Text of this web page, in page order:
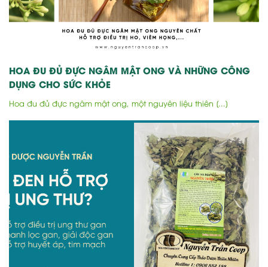
HOA ĐU ĐỦ ĐỰC NGÂM MẬT ONG VÀ NHỮNG CÔNG
DỤNG CHO SỨC KHỎE
Hoa đu đủ đực ngâm mật ong, một nguyên liệu thiên [...]